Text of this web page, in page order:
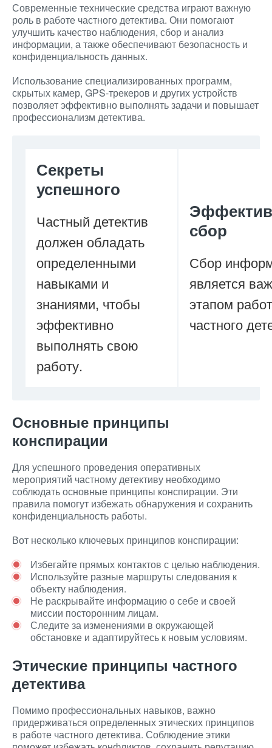
Современные технические средства играют важную
роль в работе частного детектива. Они помогают
улучшить качество наблюдения, сбор и анализ
информации, а также обеспечивают безопасность и
конфиденциальность данных.
Использование специализированных программ,
скрытых камер, GPS-трекеров и других устройств
позволяет эффективно выполнять задачи и повышает
профессионализм детектива.
Секреты
успешного
Частный детектив
должен обладать
определенными
навыками и
знаниями, чтобы
эффективно
выполнять свою
работу.
сбор
Сбор
является
этапом
частного
Основные принципы
конспирации
Для успешного проведения оперативных
мероприятий частному детективу необходимо
соблюдать основные принципы конспирации. Эти
правила помогут избежать обнаружения и сохранить
конфиденциальность работы.
Вот несколько ключевых принципов конспирации:
Избегайте прямых контактов с целью наблюдения.
Используйте разные маршруты следования к
объекту наблюдения.
Не раскрывайте информацию о себе и своей
миссии посторонним лицам.
Следите за изменениями в окружающей
обстановке и адаптируйтесь к новым условиям.
Этические принципы частного
детектива
Помимо профессиональных навыков, важно
придерживаться определенных этических принципов
в работе частного детектива. Соблюдение этики